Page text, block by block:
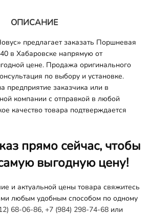
ОПИСАНИЕ
предлагает заказать Поршневая
в Хабаровске напрямую от
цене. Продажа оригинального
по выбору и установке.
предприятие заказчика или в
компании с отправкой в любой
качество товара подтверждается
прямо сейчас, чтобы
выгодную цену!
и актуальной цены товара свяжитесь
любым удобным способом по одному
68-06-86, +7 (984) 298-74-68 или